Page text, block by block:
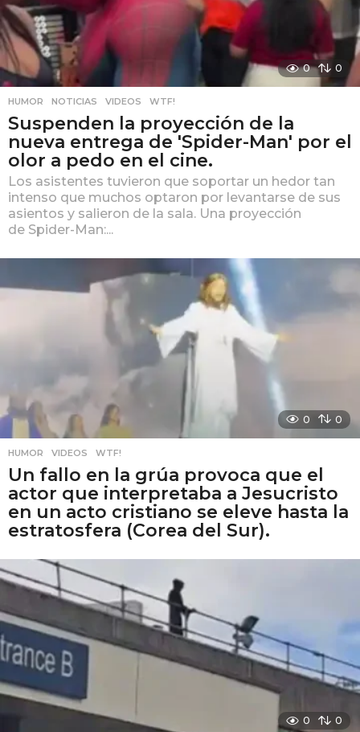
0 0
HUMOR ,NOTICIAS ,VIDEOS ,WTF!
Suspenden la proyección de la
nueva entrega de 'Spider-Man' por el
olor a pedo en el cine.
Los asistentes tuvieron que soportar un hedor tan
intenso que muchos optaron por levantarse de sus
asientos y salieron de la sala. Una proyección
de Spider-Man:...
0 0
HUMOR ,VIDEOS ,WTF!
Un fallo en la grúa provoca que el
actor que interpretaba a Jesucristo
en un acto cristiano se eleve hasta la
estratosfera (Corea del Sur).
0 0